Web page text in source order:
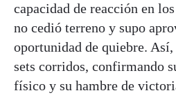
capacidad de reacción en
no cedió terreno y supo
oportunidad de quiebre.
sets corridos, confirmando
físico y su hambre de